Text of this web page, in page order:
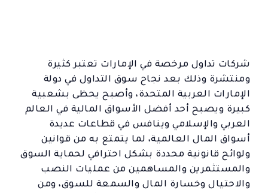
شركات تداول مرخصة في الإمارات تعتبر كثيرة
ومنتشرة وذلك بعد نجاح سوق التداول في دولة
الإمارات العربية المتحدة، وأصبح يحظى بشعبية
كبيرة ويصبح أحد أفضل الأسواق المالية في العالم
العربي والإسلامي وينافس في قطاعات عديدة
أسواق المال العالمية، لما يتمتع به من قوانين
ولوائح قانونية محددة بشكل احترافي لحماية السوق
والمستثمرين والمساهمين من عمليات النصب
والاحتيال وخسارة المال والسمعة للسوق، ومن